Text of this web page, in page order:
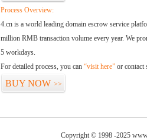
Process Overview:
4.cn is a world leading domain escrow service
million RMB transaction volume every year. We
5 workdays.
For detailed process, you can “visit here” or contact
BUY NOW >>
Copyright © 1998 -2025